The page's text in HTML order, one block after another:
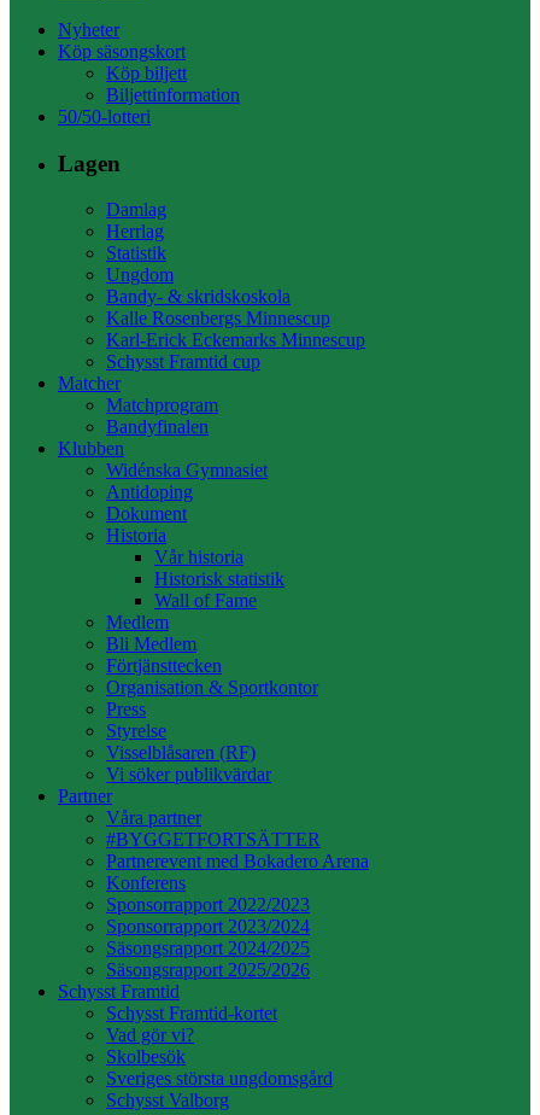
Nyheter
Köp säsongskort
Köp biljett
Biljettinformation
50/50-lotteri
Lagen
Damlag
Herrlag
Statistik
Ungdom
Bandy- & skridskoskola
Kalle Rosenbergs Minnescup
Karl-Erick Eckemarks Minnescup
Schysst Framtid cup
Matcher
Matchprogram
Bandyfinalen
Klubben
Widénska Gymnasiet
Antidoping
Dokument
Historia
Vår historia
Historisk statistik
Wall of Fame
Medlem
Bli Medlem
Förtjänsttecken
Organisation & Sportkontor
Press
Styrelse
Visselblåsaren (RF)
Vi söker publikvärdar
Partner
Våra partner
#BYGGETFORTSÄTTER
Partnerevent med Bokadero Arena
Konferens
Sponsorrapport 2022/2023
Sponsorrapport 2023/2024
Säsongsrapport 2024/2025
Säsongsrapport 2025/2026
Schysst Framtid
Schysst Framtid-kortet
Vad gör vi?
Skolbesök
Sveriges största ungdomsgård
Schysst Valborg